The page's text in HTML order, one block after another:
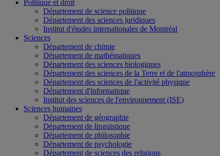
Politique et droit
Département de science politique
Département des sciences juridiques
Institut d'études internationales de Montréal
Sciences
Département de chimie
Département de mathématiques
Département des sciences biologiques
Département des sciences de la Terre et de l'atmosphère
Département des sciences de l'activité physique
Département d'informatique
Institut des sciences de l'environnement (ISE)
Sciences humaines
Département de géographie
Département de linguistique
Département de philosophie
Département de psychologie
Département de sciences des religions